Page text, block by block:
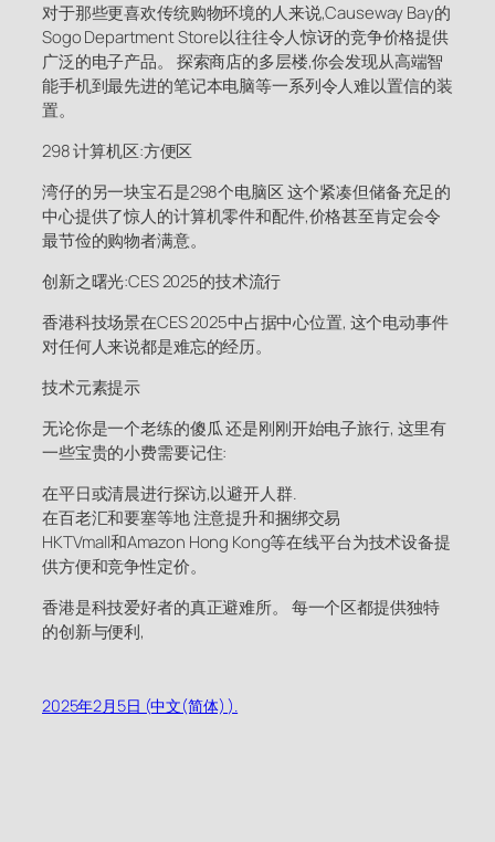
对于那些更喜欢传统购物环境的人来说,Causeway Bay的
Sogo Department Store以往往令人惊讶的竞争价格提供
广泛的电子产品。 探索商店的多层楼,你会发现从高端智
能手机到最先进的笔记本电脑等一系列令人难以置信的装
置。
298 计算机区:方便区
湾仔的另一块宝石是298个电脑区 这个紧凑但储备充足的
中心提供了惊人的计算机零件和配件,价格甚至肯定会令
最节俭的购物者满意。
创新之曙光:CES 2025的技术流行
香港科技场景在CES 2025中占据中心位置, 这个电动事件
对任何人来说都是难忘的经历。
技术元素提示
无论你是一个老练的傻瓜 还是刚刚开始电子旅行, 这里有
一些宝贵的小费需要记住:
在平日或清晨进行探访,以避开人群.
在百老汇和要塞等地 注意提升和捆绑交易
HKTVmall和Amazon Hong Kong等在线平台为技术设备提
供方便和竞争性定价。
香港是科技爱好者的真正避难所。 每一个区都提供独特
的创新与便利,
2025年2月5日 (中文(简体) ).